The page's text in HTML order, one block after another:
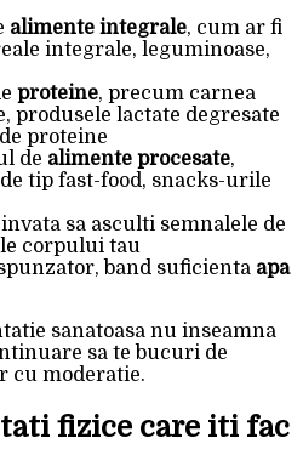
alimente integrale, cum ar fi
integrale, leguminoase,
proteine, precum carnea
produsele lactate degresate
proteine
de alimente procesate,
tip fast-food, snacks-urile
sa asculti semnalele de
corpului tau
band suficienta apa
sanatoasa nu inseamna
sa te bucuri de
cu moderatie.
fizice care iti fac